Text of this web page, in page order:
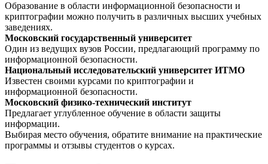
Образование в области информационной безопасности и
криптографии можно получить в различных высших учебных
заведениях.
Московский государственный университет
Один из ведущих вузов России, предлагающий программу по
информационной безопасности.
Национальный исследовательский университет ИТМО
Известен своими курсами по криптографии и
информационной безопасности.
Московский физико-технический институт
Предлагает углубленное обучение в области защиты
информации.
Выбирая место обучения, обратите внимание на практические
программы и отзывы студентов о курсах.